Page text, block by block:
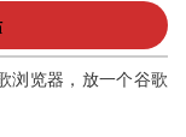
浏览器，放一个谷歌